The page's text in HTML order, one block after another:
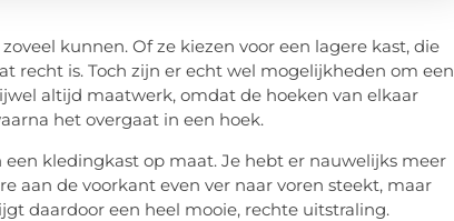
kunnen. Of ze kiezen voor een lagere kast, die
recht is. Toch zijn er echt wel mogelijkheden om een
altijd maatwerk, omdat de hoeken van elkaar
het overgaat in een hoek.
kledingkast op maat. Je hebt er nauwelijks meer
aan de voorkant even ver naar voren steekt, maar
daardoor een heel mooie, rechte uitstraling.